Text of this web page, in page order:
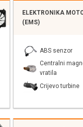
ELEKTRONIKA
(EMS)
ABS senzor
Centralni
vratila
Crijevo turbine